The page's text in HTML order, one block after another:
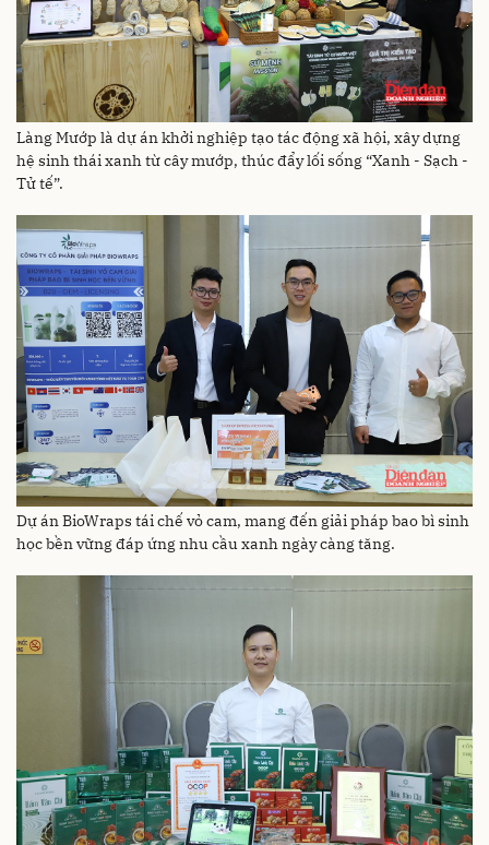
Làng Mướp là dự án khởi nghiệp tạo tác động xã hội, xây dựng
hệ sinh thái xanh từ cây mướp, thúc đẩy lối sống “Xanh - Sạch -
Tử tế”.
Dự án BioWraps tái chế vỏ cam, mang đến giải pháp bao bì sinh
học bền vững đáp ứng nhu cầu xanh ngày càng tăng.